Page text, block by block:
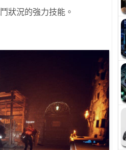
狀況的強力技能。